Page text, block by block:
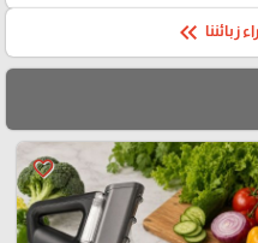
زبائننا keyboard_double_arrow_left
favorite_border